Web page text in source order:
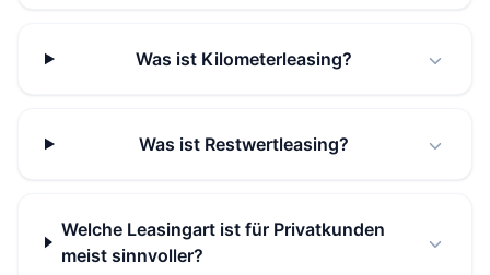
Was ist Kilometerleasing?
Was ist Restwertleasing?
Welche Leasingart ist für Privatkunden
meist sinnvoller?